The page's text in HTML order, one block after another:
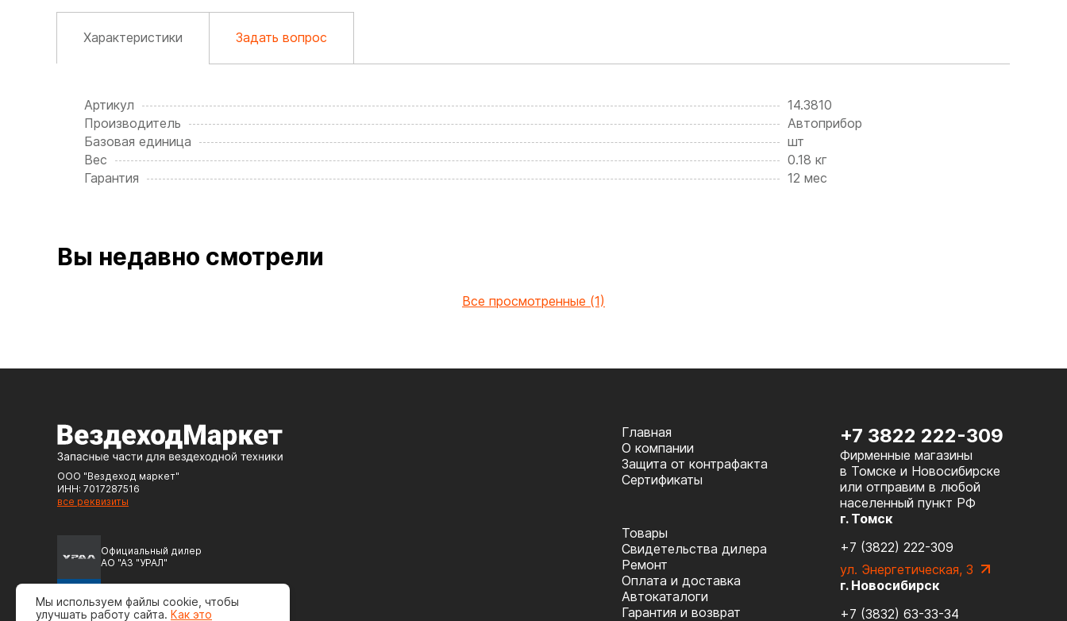
Характеристики Задать вопрос
Артикул
14.3810
Производитель
Автоприбор
Базовая единица
шт
Вес
0.18 кг
Гарантия
12 мес
Вы недавно смотрели
Все просмотренные (1)
ООО "Вездеход маркет"
ИНН: 7017287516
все реквизиты
Официальный дилер
АО "АЗ "УРАЛ"
Официальный дилер
ПАО "Автодизель" (ЯМЗ)
Главная
О компании
Защита от контрафакта
Сертификаты
Товары
Cвидетельства дилера
Ремонт
Оплата и доставка
Автокаталоги
Гарантия и возврат
+7 3822 222-309
Фирменные магазины
в Томске и Новосибирске
или отправим в любой
населенный пункт РФ
г. Томск
+7 (3822) 222-309
ул. Энергетическая, 3
г. Новосибирск
+7 (3832) 63-33-34
Мы используем файлы cookie, чтобы
улучшать работу сайта. Как это